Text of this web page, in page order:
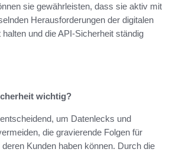
sie gewährleisten, dass sie aktiv mit
Herausforderungen der digitalen
und die API-Sicherheit ständig
wichtig?
um Datenlecks und
die gravierende Folgen für
Kunden haben können. Durch die